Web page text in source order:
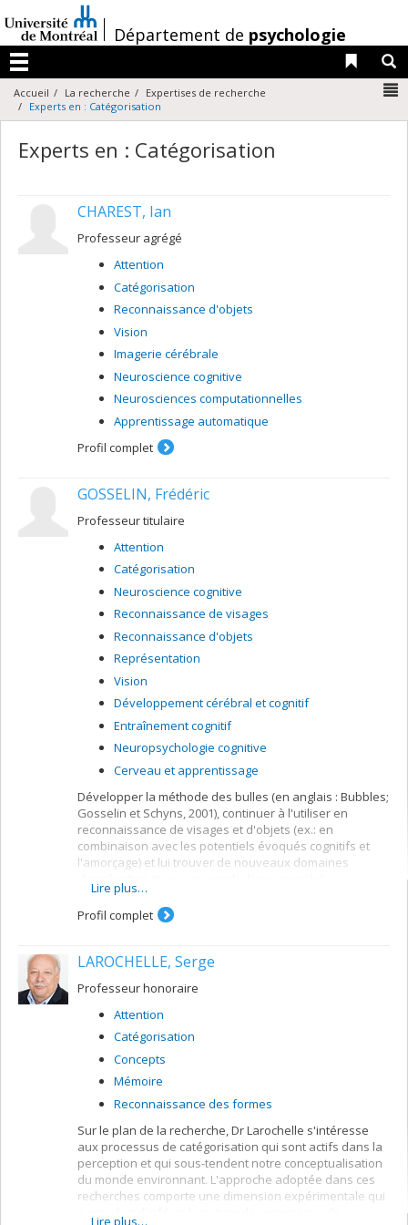
au
contenu
/Département de psychologie
Menu
Liens
Accueil La recherche
Expertises de recherche
Experts en : Catégorisation
Experts en : Catégorisation
CHAREST, Ian
Professeur agrégé
Attention
Catégorisation
Reconnaissance d'objets
Vision
Imagerie cérébrale
Neuroscience cognitive
Neurosciences computationnelles
Apprentissage automatique
Profil complet
GOSSELIN, Frédéric
Professeur titulaire
Attention
Catégorisation
Neuroscience cognitive
Reconnaissance de visages
Reconnaissance d'objets
Représentation
Vision
Développement cérébral et cognitif
Entraînement cognitif
Neuropsychologie cognitive
Cerveau et apprentissage
Développer la méthode des bulles (en anglais : Bubbles;
Gosselin et Schyns, 2001), continuer à l'utiliser en
reconnaissance de visages et d'objets (ex.: en
combinaison avec les potentiels évoqués cognitifs et
l'amorçage) et lui trouver de nouveaux domaines
Lire plus…
Profil complet
LAROCHELLE, Serge
Professeur honoraire
Attention
Catégorisation
Concepts
Mémoire
Reconnaissance des formes
Sur le plan de la recherche, Dr Larochelle s'intéresse
aux processus de catégorisation qui sont actifs dans la
perception et qui sous-tendent notre conceptualisation
du monde environnant. L'approche adoptée dans ces
recherches comporte une dimension expérimentale qui
Lire plus…